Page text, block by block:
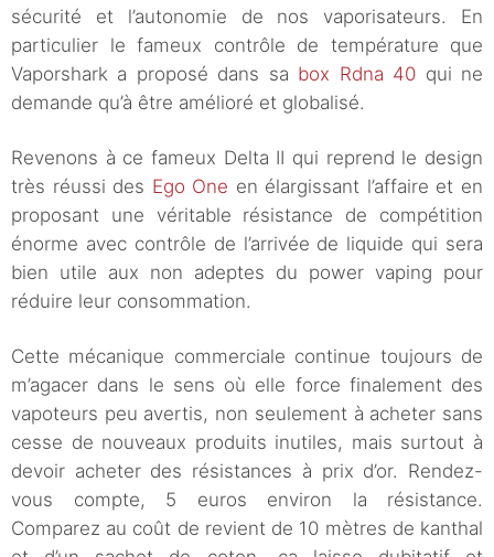
sécurité et l’autonomie de nos vaporisateurs. En
particulier le fameux contrôle de température que
Vaporshark a proposé dans sa box Rdna 40 qui ne
demande qu’à être amélioré et globalisé.
Revenons à ce fameux Delta II qui reprend le design
très réussi des Ego One en élargissant l’affaire et en
proposant une véritable résistance de compétition
énorme avec contrôle de l’arrivée de liquide qui sera
bien utile aux non adeptes du power vaping pour
réduire leur consommation.
Cette mécanique commerciale continue toujours de
m’agacer dans le sens où elle force finalement des
vapoteurs peu avertis, non seulement à acheter sans
cesse de nouveaux produits inutiles, mais surtout à
devoir acheter des résistances à prix d’or. Rendez-
vous compte, 5 euros environ la résistance.
Comparez au coût de revient de 10 mètres de kanthal